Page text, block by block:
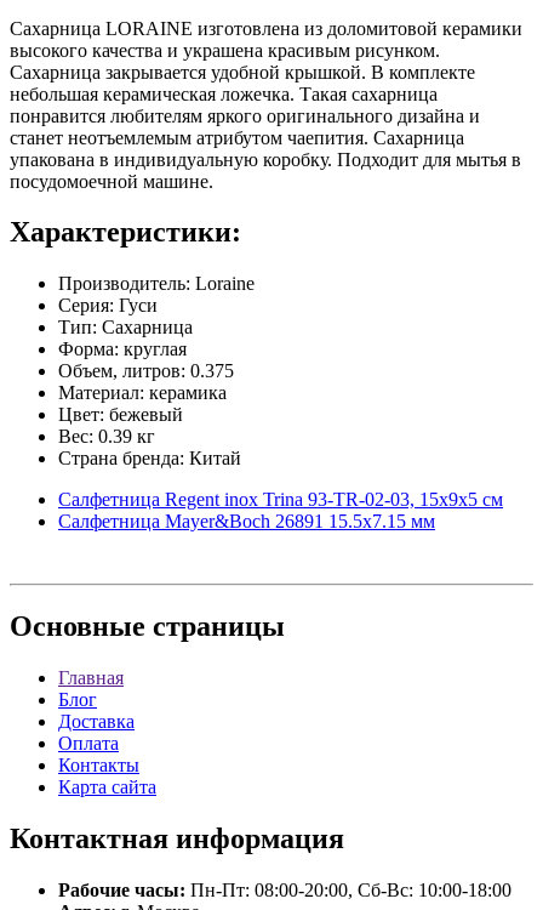
Сахарница LORAINE изготовлена из доломитовой керамики
высокого качества и украшена красивым рисунком.
Сахарница закрывается удобной крышкой. В комплекте
небольшая керамическая ложечка. Такая сахарница
понравится любителям яркого оригинального дизайна и
станет неотъемлемым атрибутом чаепития. Сахарница
упакована в индивидуальную коробку. Подходит для мытья в
посудомоечной машине.
Характеристики:
Производитель: Loraine
Серия: Гуси
Тип: Сахарница
Форма: круглая
Объем, литров: 0.375
Материал: керамика
Цвет: бежевый
Вес: 0.39 кг
Страна бренда: Китай
Салфетница Regent inox Trina 93-TR-02-03, 15х9х5 см
Салфетница Mayer&Boch 26891 15.5х7.15 мм
Основные страницы
Главная
Блог
Доставка
Оплата
Контакты
Карта сайта
Контактная информация
Рабочие часы: Пн-Пт: 08:00-20:00, Сб-Вс: 10:00-18:00